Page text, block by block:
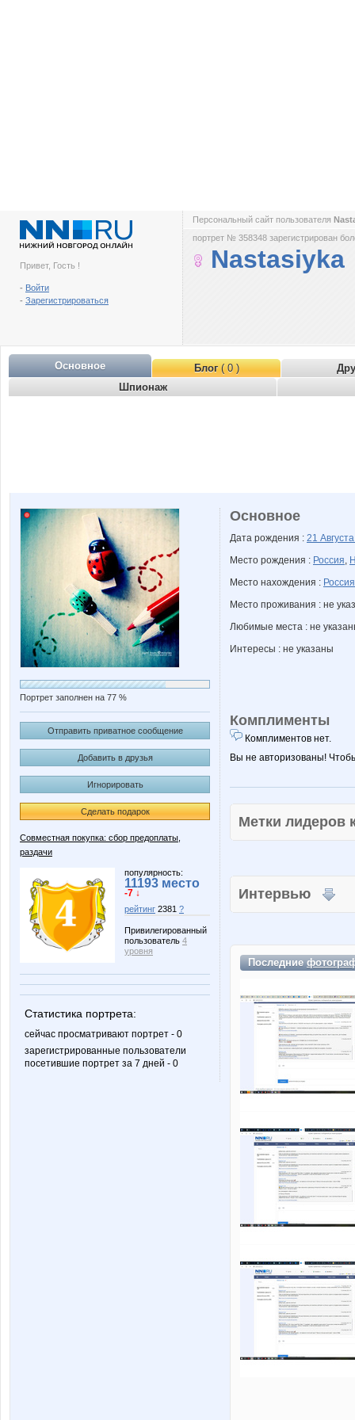
Привет, Гость !
- Войти
- Зарегистрироваться
Персональный сайт пользователя
портрет № 358348 зарегистрирован
Nastasiyka
Основное Блог( 0 )
Шпионаж
Портрет заполнен на 77 %
Отправить приватное сообщение
Добавить в друзья
Игнорировать
Сделать подарок
Совместная покупка: сбор предоплаты,
раздачи
популярность:
11193 место
-7 ↓
рейтинг 2381 ?
Привилегированный
пользователь 4
уровня
Статистика портрета:
сейчас просматривают портрет - 0
зарегистрированные пользователи
посетившие портрет за 7 дней - 0
Основное
Дата рождения : 21
Место рождения : Россия,
Место нахождения : Россия
Место проживания : не
Любимые места : не
Интересы : не указаны
Комплименты
Комплиментов нет.
Вы не авторизованы!
Метки
Интервью
Последние